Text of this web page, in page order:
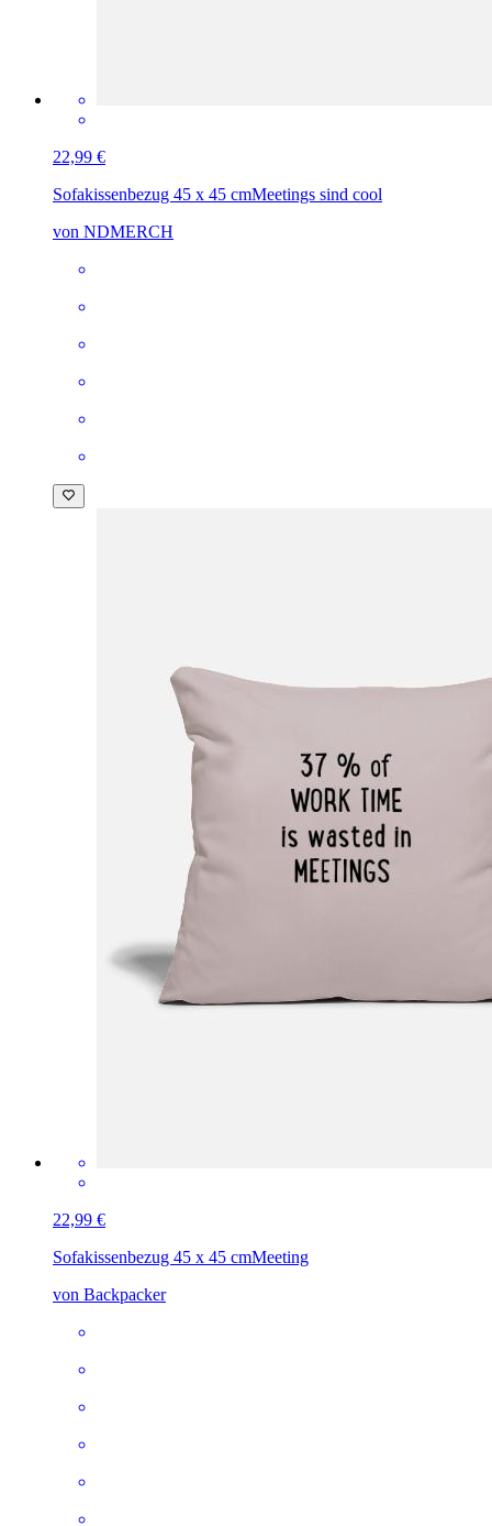
22,99 €
Sofakissenbezug 45 x 45 cmMeetings sind cool
von NDMERCH
22,99 €
Sofakissenbezug 45 x 45 cmMeeting
von Backpacker